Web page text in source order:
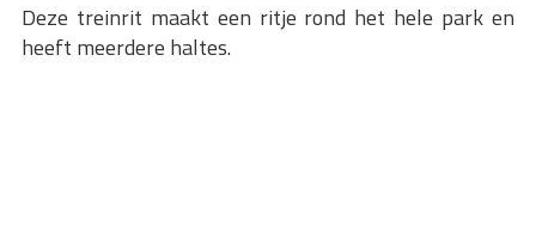
Deze treinrit maakt een ritje rond het hele park en
heeft meerdere haltes.